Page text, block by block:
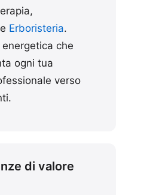
Erboristeria.
che
ogni tua
verso
di valore